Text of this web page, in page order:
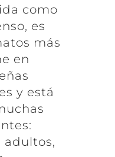
como
es
más
en
y está
adultos,